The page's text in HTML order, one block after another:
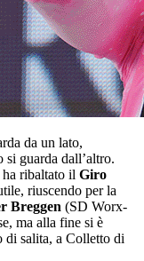
da un lato,
si guarda dall’altro.
ribaltato il Giro
riuscendo per la
Breggen (SD Worx-
ma alla fine si è
di salita, a Colletto di